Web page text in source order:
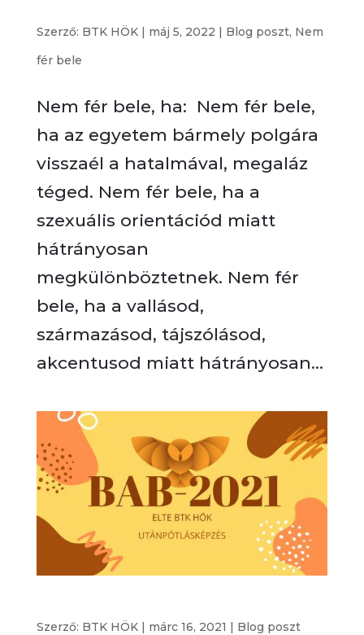
Szerző: BTK HÖK| máj 5, 2022 Blog poszt, Nem
fér bele
Nem fér bele, ha: Nem fér bele,
ha az egyetem bármely polgára
visszaél a hatalmával, megaláz
téged. Nem fér bele, ha a
szexuális orientációd miatt
hátrányosan
megkülönböztetnek. Nem fér
bele, ha a vallásod,
származásod, tájszólásod,
akcentusod miatt hátrányosan...
Szerző: BTK HÖK| márc 16, 2021 | Blog poszt